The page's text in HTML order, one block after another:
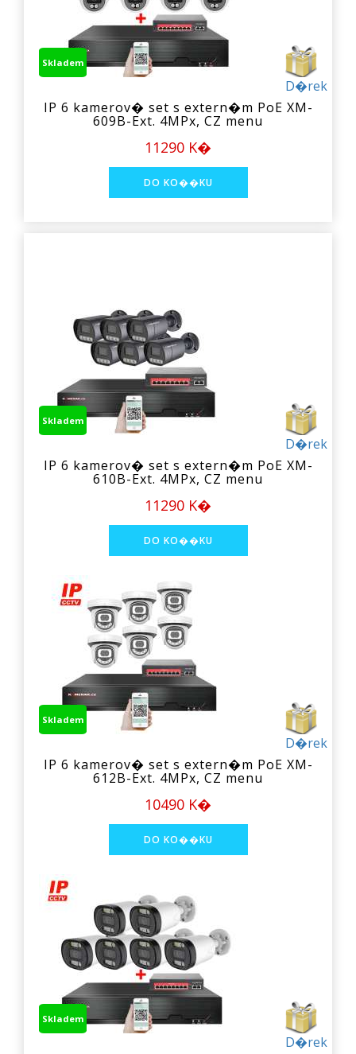
D�rek
Skladem
IP 6 kamerov� set s extern�m PoE XM-
609B-Ext. 4MPx, CZ menu
11290 K�
D�rek
Skladem
IP 6 kamerov� set s extern�m PoE XM-
610B-Ext. 4MPx, CZ menu
11290 K�
D�rek
Skladem
IP 6 kamerov� set s extern�m PoE XM-
612B-Ext. 4MPx, CZ menu
10490 K�
D�rek
Skladem